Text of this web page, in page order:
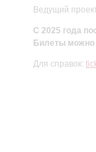
Ведущий
С 2025 года
Билеты можно
Для справок: